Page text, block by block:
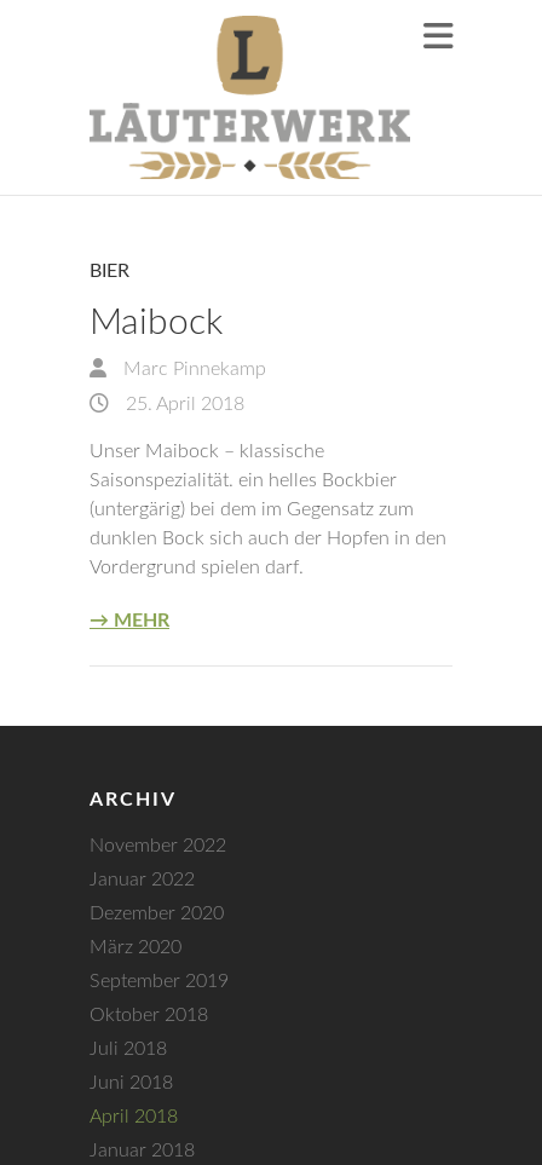
BIER
Maibock
Marc Pinnekamp
25. April 2018
Unser Maibock – klassische
Saisonspezialität. ein helles Bockbier
(untergärig) bei dem im Gegensatz zum
dunklen Bock sich auch der Hopfen in den
Vordergrund spielen darf.
→ MEHR
ARCHIV
November 2022
Januar 2022
Dezember 2020
März 2020
September 2019
Oktober 2018
Juli 2018
Juni 2018
April 2018
Januar 2018